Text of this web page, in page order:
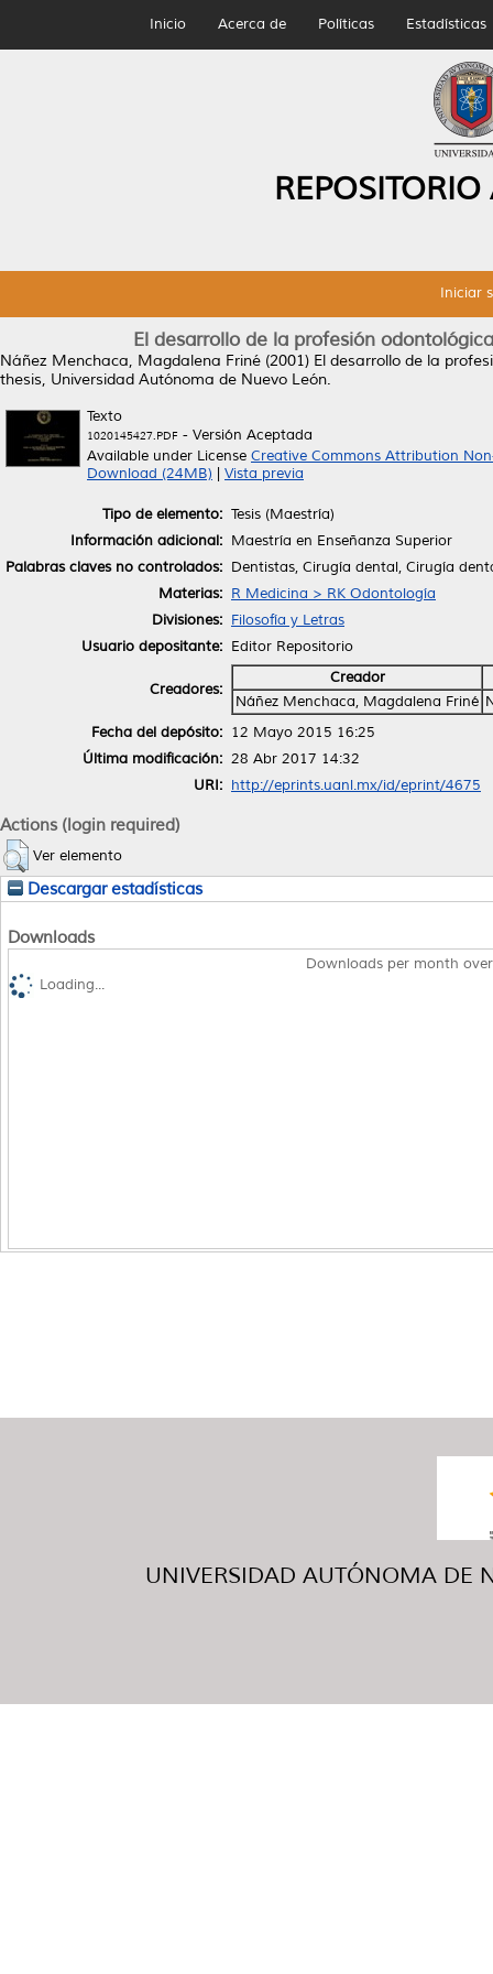
Inicio Acerca de Políticas Estadísticas
Iniciar
El desarrollo de la profesión
Náñez Menchaca, Magdalena Friné (2001) El desarrollo de la
thesis, Universidad Autónoma de Nuevo León.
Texto
1020145427.PDF - Versión Aceptada
Available under License Creative Commons Attribution
Download (24MB)
Vista previa
Tipo de elemento: Tesis (Maestría)
Información adicional: Maestría en Enseñanza Superior
Palabras claves no controlados: Dentistas, Cirugía dental, Cirugía
Materias: R Medicina > RK Odontología
Divisiones: Filosofía y Letras
Usuario depositante: Editor Repositorio
Creadores:
Creador
Náñez Menchaca, Magdalena Friné
Fecha del depósito: 12 Mayo 2015 16:25
Última modificación: 28 Abr 2017 14:32
URI: http://eprints.uanl.mx/id/eprint/4675
Actions (login required)
Ver elemento
Descargar estadísticas
Downloads
Downloads per month
Loading...
UNIVERSIDAD AUTÓNOMA DE